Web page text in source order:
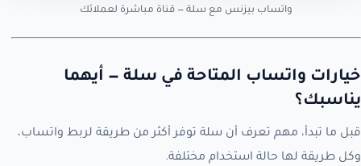
واتساب بيزنس مع سلة — قناة مباشرة لعملائك
خيارات واتساب المتاحة في سلة — أيهما
يناسبك؟
قبل ما تبدأ، مهم تعرف أن سلة توفر أكثر من طريقة لربط واتساب،
وكل طريقة لها حالة استخدام مختلفة.